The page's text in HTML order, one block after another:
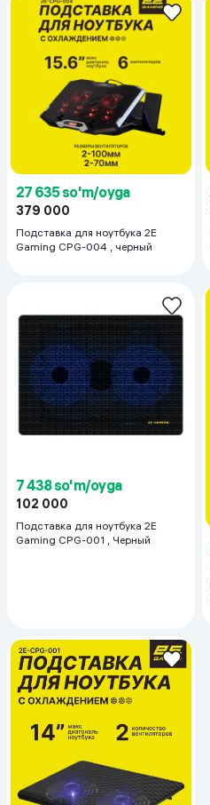
27 635 so'm/oyga
379 000
Подставка для ноутбука 2E
Gaming CPG-004 , черный
7 438 so'm/oyga
102 000
Подставка для ноутбука 2E
Gaming CPG-001 , Черный